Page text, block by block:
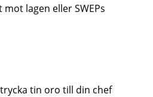
lagen eller SWEPs
tin oro till din chef